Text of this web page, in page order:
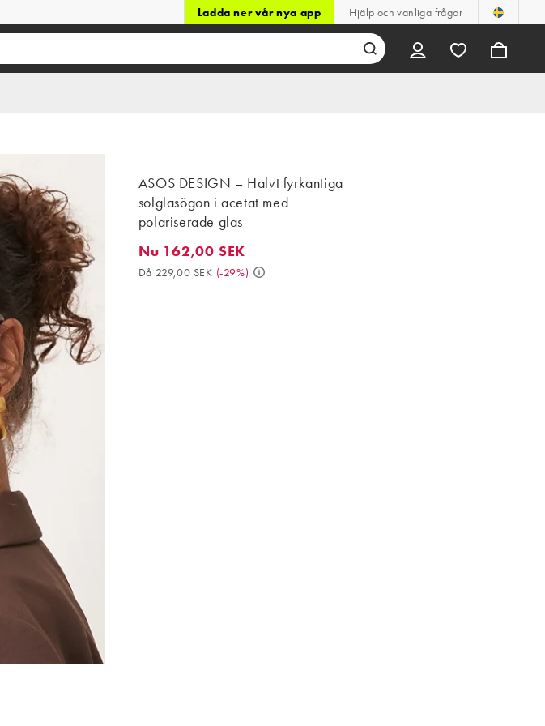
Ladda ner vår nya app Hjälp och vanliga frågor
ASOS DESIGN – Halvt fyrkantiga
solglasögon i acetat med
polariserade glas
Nu 162,00 SEK. Då 229,00 SEK. (-29%)
Nu 162,00 SEK
Då 229,00 SEK (-29%)